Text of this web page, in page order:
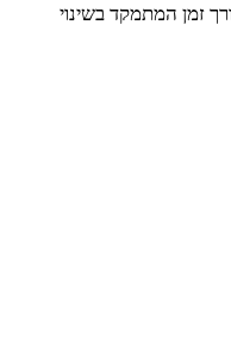
זמן המתמקד בשינוי